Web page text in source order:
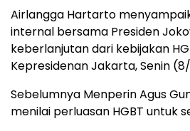
Airlangga Hartarto
internal bersama Presiden
keberlanjutan dari kebijakan
Kepresidenan Jakarta, Senin
Sebelumnya Menperin Agus
menilai perluasan HGBT untuk